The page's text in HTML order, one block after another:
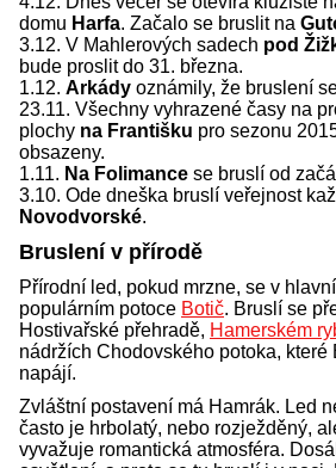
domu Harfa. Začalo se bruslit na
3.12. V Mahlerových sadech pod
bude proslit do 31. března.
1.12. Arkády oznámily, že bruslení
23.11. Všechny vyhrazené časy na
plochy na Františku pro sezonu
obsazeny.
1.11. Na Folimance se bruslí od
3.10. Ode dneška bruslí veřejnost
Novodvorské.
Bruslení v přírodě
Přírodní led, pokud mrzne, se v
populárním potoce Botič. Bruslí se
Hostivařské přehradě, Hamerském
nádržích Chodovského potoka, které
napájí.
Zvláštní postavení má Hamrák. Led
často je hrbolatý, nebo rozježděný,
vyvažuje romantická atmosféra.